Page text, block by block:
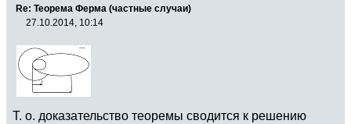
Re: Теорема Ферма (частные случаи)
27.10.2014, 10:14
Т. о. доказательство теоремы сводится к решению